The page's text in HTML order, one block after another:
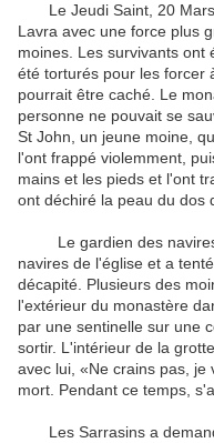
Le Jeudi Saint 20 Mars
Lavra avec une force plus
moines Les survivants ont
été torturés pour les forcer
pourrait être caché Le
personne ne pouvait se
St John un jeune moine
l'ont frappé violemment
mains et les pieds et l'ont
ont déchiré la peau du dos
Le gardien des
navires de l'église et a
décapité Plusieurs des
l'extérieur du monastère
par une sentinelle sur une
sortir. L'intérieur de la grotte
avec lui «Ne crains pas , je
mort Pendant ce temps
Les Sarrasins a